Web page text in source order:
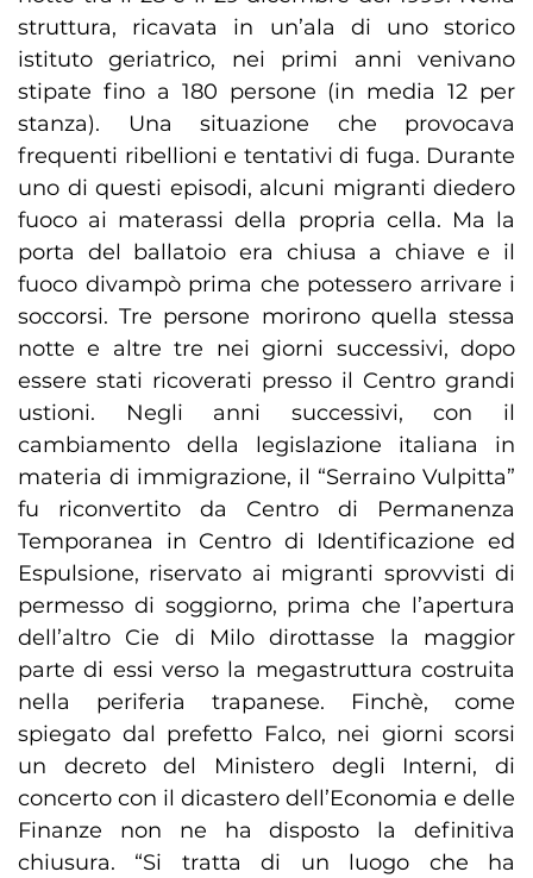
struttura, ricavata in un’ala di uno storico
istituto geriatrico, nei primi anni venivano
stipate fino a 180 persone (in media 12 per
stanza). Una situazione che provocava
frequenti ribellioni e tentativi di fuga. Durante
uno di questi episodi, alcuni migranti diedero
fuoco ai materassi della propria cella. Ma la
porta del ballatoio era chiusa a chiave e il
fuoco divampò prima che potessero arrivare i
soccorsi. Tre persone morirono quella stessa
notte e altre tre nei giorni successivi, dopo
essere stati ricoverati presso il Centro grandi
ustioni. Negli anni successivi, con il
cambiamento della legislazione italiana in
materia di immigrazione, il “Serraino Vulpitta”
fu riconvertito da Centro di Permanenza
Temporanea in Centro di Identificazione ed
Espulsione, riservato ai migranti sprovvisti di
permesso di soggiorno, prima che l’apertura
dell’altro Cie di Milo dirottasse la maggior
parte di essi verso la megastruttura costruita
nella periferia trapanese. Finchè, come
spiegato dal prefetto Falco, nei giorni scorsi
un decreto del Ministero degli Interni, di
concerto con il dicastero dell’Economia e delle
Finanze non ne ha disposto la definitiva
chiusura. “Si tratta di un luogo che ha